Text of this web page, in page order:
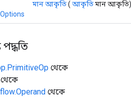
মান আকৃতি( আকৃতিমান আকৃতি)
পদ্ধতি
থেকে
থেকে